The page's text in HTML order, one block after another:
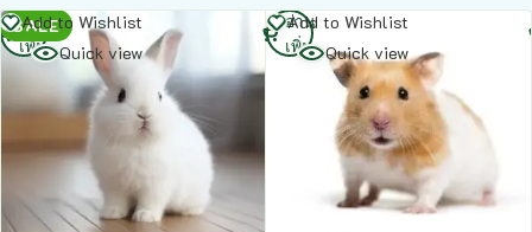
SALE
Add to Wishlist
Quick view
อ่าน
เพิ่ม
Add to Wishlist
Quick view
อ่าน
เพิ่ม